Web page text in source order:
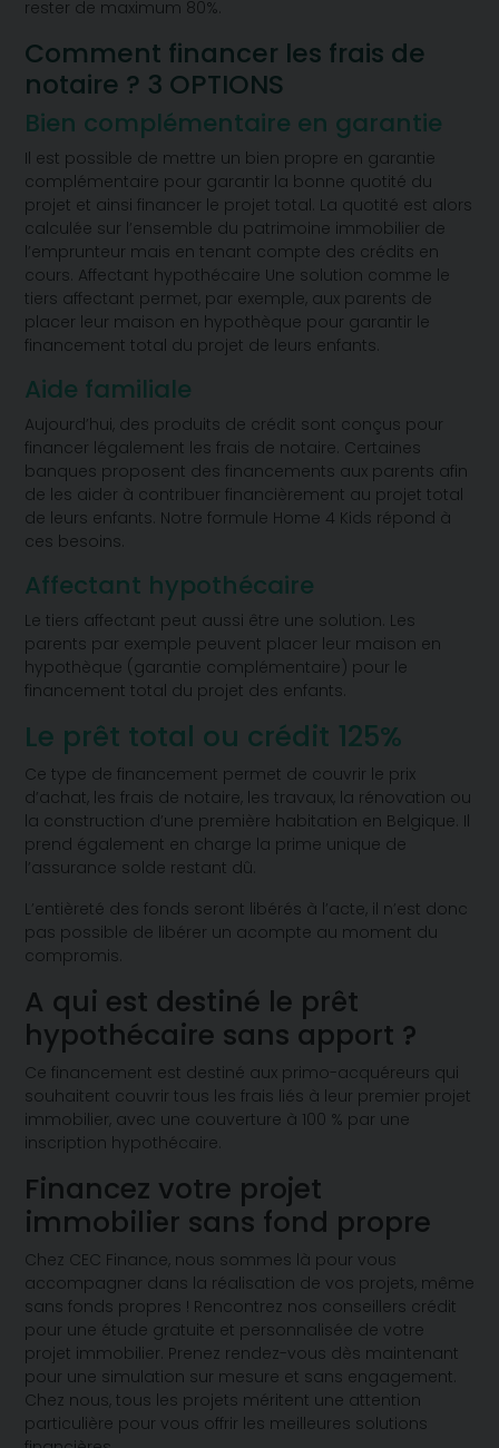
rester de maximum 80%.
Comment financer les frais de
notaire ? 3 OPTIONS
Bien complémentaire en garantie
Il est possible de mettre un bien propre en garantie
complémentaire pour garantir la bonne quotité du
projet et ainsi financer le projet total. La quotité est alors
calculée sur l’ensemble du patrimoine immobilier de
l’emprunteur mais en tenant compte des crédits en
cours. Affectant hypothécaire Une solution comme le
tiers affectant permet, par exemple, aux parents de
placer leur maison en hypothèque pour garantir le
financement total du projet de leurs enfants.
Aide familiale
Aujourd’hui, des produits de crédit sont conçus pour
financer légalement les frais de notaire. Certaines
banques proposent des financements aux parents afin
de les aider à contribuer financièrement au projet total
de leurs enfants. Notre formule Home 4 Kids répond à
ces besoins.
Affectant hypothécaire
Le tiers affectant peut aussi être une solution. Les
parents par exemple peuvent placer leur maison en
hypothèque (garantie complémentaire) pour le
financement total du projet des enfants.
Le prêt total ou crédit 125%
Ce type de financement permet de couvrir le prix
d’achat, les frais de notaire, les travaux, la rénovation ou
la construction d’une première habitation en Belgique. Il
prend également en charge la prime unique de
l’assurance solde restant dû.
L’entièreté des fonds seront libérés à l’acte, il n’est donc
pas possible de libérer un acompte au moment du
compromis.
A qui est destiné le prêt
hypothécaire sans apport ?
Ce financement est destiné aux primo-acquéreurs qui
souhaitent couvrir tous les frais liés à leur premier projet
immobilier, avec une couverture à 100 % par une
inscription hypothécaire.
Financez votre projet
immobilier sans fond propre
Chez CEC Finance, nous sommes là pour vous
accompagner dans la réalisation de vos projets, même
sans fonds propres ! Rencontrez nos conseillers crédit
pour une étude gratuite et personnalisée de votre
projet immobilier. Prenez rendez-vous dès maintenant
pour une simulation sur mesure et sans engagement.
Chez nous, tous les projets méritent une attention
particulière pour vous offrir les meilleures solutions